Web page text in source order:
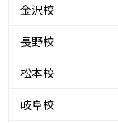
金沢校
長野校
松本校
岐阜校